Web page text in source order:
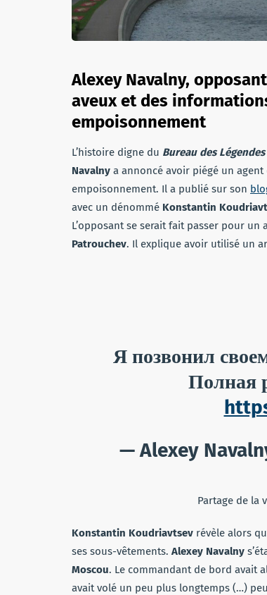
Alexey Navalny,
aveux et des
empoisonnement
L’histoire digne du Bureau des Légendes
Navalny a annoncé avoir piégé un
empoisonnement. Il a publié sur son
avec un dénommé Konstantin
L’opposant se serait fait passer pour
Patrouchev. Il explique avoir utilisé un
Я позвонил
Полная
— Alexey
Partage de la
Konstantin Koudriavtsev révèle alors
ses sous-vêtements. Alexey Navalny
Moscou. Le commandant de bord avait
avait volé un peu plus longtemps (…)